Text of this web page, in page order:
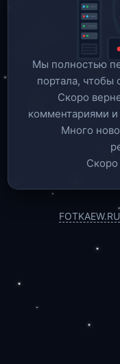
Мы полностью
портала, чтобы
Скоро
комментариями
Много
Скоро
FOTKAEW.RU